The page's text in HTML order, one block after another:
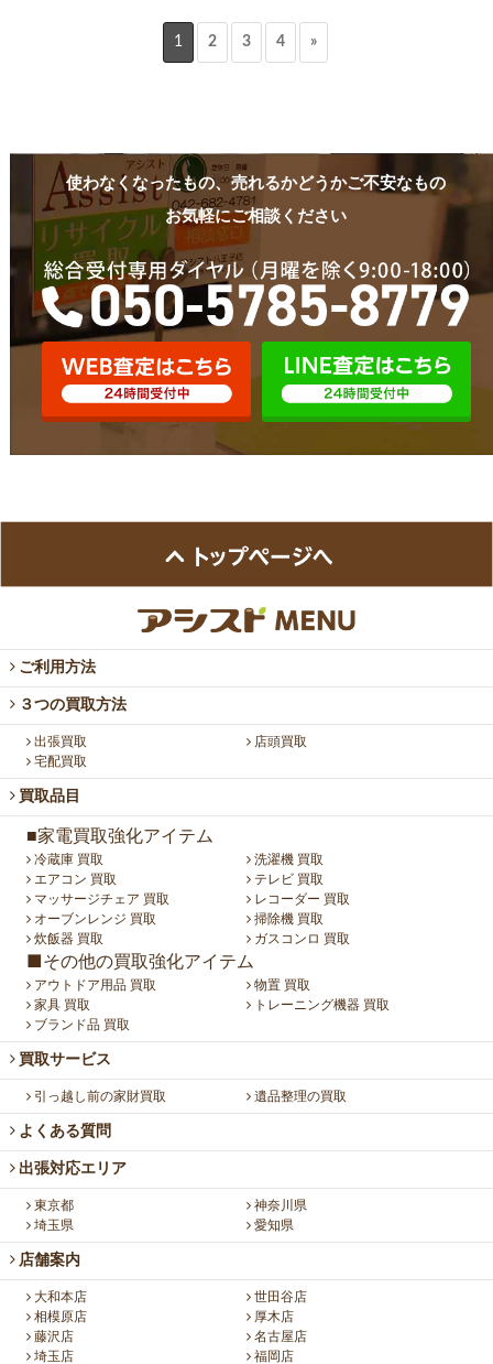
1 2 3 4 »
使わなくなったもの、売れるかどうかご不安なもの
お気軽にご相談ください
ご利用方法
３つの買取方法
出張買取
店頭買取
宅配買取
買取品目
■家電買取強化アイテム
冷蔵庫 買取
洗濯機 買取
エアコン 買取
テレビ 買取
マッサージチェア 買取
レコーダー 買取
オーブンレンジ 買取
掃除機 買取
炊飯器 買取
ガスコンロ 買取
■その他の買取強化アイテム
アウトドア用品 買取
物置 買取
家具 買取
トレーニング機器 買取
ブランド品 買取
買取サービス
引っ越し前の家財買取 遺品整理の買取
よくある質問
出張対応エリア
東京都
神奈川県
埼玉県
愛知県
店舗案内
大和本店
世田谷店
相模原店
厚木店
藤沢店
名古屋店
埼玉店
福岡店